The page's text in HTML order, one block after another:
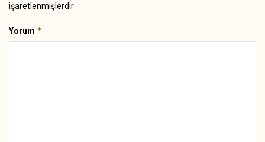
işaretlenmişlerdir
Yorum *